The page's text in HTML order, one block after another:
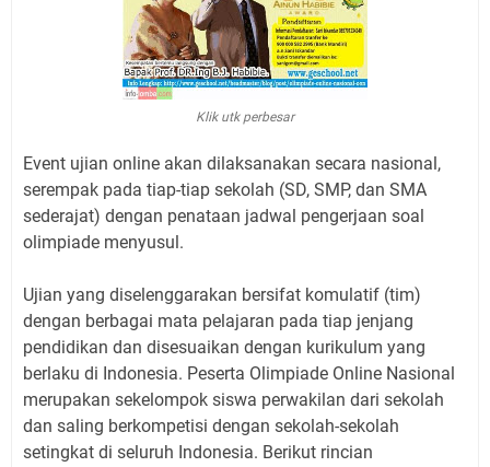
Klik utk perbesar
Event ujian online akan dilaksanakan secara nasional,
serempak pada tiap-tiap sekolah (SD, SMP, dan SMA
sederajat) dengan penataan jadwal pengerjaan soal
olimpiade menyusul.
Ujian yang diselenggarakan bersifat komulatif (tim)
dengan berbagai mata pelajaran pada tiap jenjang
pendidikan dan disesuaikan dengan kurikulum yang
berlaku di Indonesia. Peserta Olimpiade Online Nasional
merupakan sekelompok siswa perwakilan dari sekolah
dan saling berkompetisi dengan sekolah-sekolah
setingkat di seluruh Indonesia. Berikut rincian